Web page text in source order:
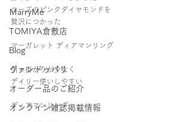
ＭarryMe
TOMIYA倉敷店
Blog
ヴァンドゥパリ
オーダー品のご紹介
オンライン雑誌掲載情報
ローズのピンクダイヤモンドを
贅沢につかった
マーガレット ディアマンリング
引っ掛かりが少なく
デイリー使いしやすい
ディアマンリング